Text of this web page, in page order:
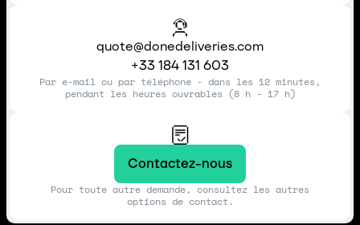
quote@donedeliveries.com
+33 184 131 603
Par e-mail ou par téléphone - dans les 12 minutes,
pendant les heures ouvrables (8 h - 17 h)
Contactez-nous
Pour toute autre demande, consultez les autres
options de contact.